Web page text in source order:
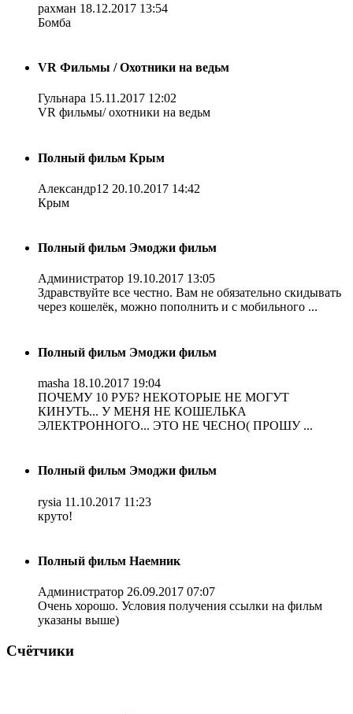
рахман 18.12.2017 13:54
Бомба
VR Фильмы / Охотники на ведьм
Гульнара 15.11.2017 12:02
VR фильмы/ охотники на ведьм
Полный фильм Крым
Александр12 20.10.2017 14:42
Крым
Полный фильм Эмоджи фильм
Администратор 19.10.2017 13:05
Здравствуйте все честно. Вам не обязательно скидывать
через кошелёк, можно пополнить и с мобильного ...
Полный фильм Эмоджи фильм
masha 18.10.2017 19:04
ПОЧЕМУ 10 РУБ? НЕКОТОРЫЕ НЕ МОГУТ
КИНУТЬ... У МЕНЯ НЕ КОШЕЛЬКА
ЭЛЕКТРОННОГО... ЭТО НЕ ЧЕСНО( ПРОШУ ...
Полный фильм Эмоджи фильм
rysia 11.10.2017 11:23
круто!
Полный фильм Наемник
Администратор 26.09.2017 07:07
Очень хорошо. Условия получения ссылки на фильм
указаны выше)
Счётчики